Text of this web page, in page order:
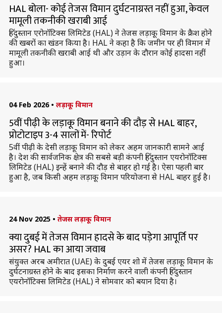
HAL बोला- कोई तेजस विमान दुर्घटनाग्रस्त नहीं हुआ, केवल
मामूली तकनीकी खराबी आई
हिंदुस्तान एरोनॉटिक्स लिमिटेड (HAL) ने तेजस लड़ाकू विमान के क्रैश होने
की खबरों का खंडन किया है। HAL ने कहा है कि जमीन पर ही विमान में
मामूली तकनीकी खराबी आई थी और उड़ान के दौरान कोई हादसा नहीं
हुआ।
04 Feb 2026 • लड़ाकू विमान
5वीं पीढ़ी के लड़ाकू विमान बनाने की दौड़ से HAL बाहर,
प्रोटोटाइप 3-4 सालों में- रिपोर्ट
5वीं पीढ़ी के देसी लड़ाकू विमान को लेकर अहम जानकारी सामने आई
है। देश की सार्वजनिक क्षेत्र की सबसे बड़ी कंपनी हिंदुस्तान एयरोनॉटिक्स
लिमिटेड (HAL) इन्हें बनाने की दौड़ से बाहर हो गई है। ऐसा पहली बार
हुआ है, जब किसी अहम लड़ाकू विमान परियोजना से HAL बाहर हुई है।
24 Nov 2025 • तेजस लड़ाकू विमान
क्या दुबई में तेजस विमान हादसे के बाद पड़ेगा आपूर्ति पर
असर? HAL का आया जवाब
संयुक्त अरब अमीरात (UAE) के दुबई एयर शो में तेजस लड़ाकू विमान के
दुर्घटनाग्रस्त होने के बाद इसका निर्माण करने वाली कंपनी हिंदुस्तान
एयरोनॉटिक्स लिमिटेड (HAL) ने सोमवार को बयान दिया है।